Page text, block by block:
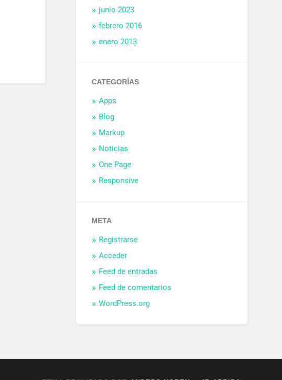
junio 2023
febrero 2016
enero 2013
CATEGORÍAS
Apps
Blog
Markup
Noticias
One Page
Responsive
META
Registrarse
Acceder
Feed de entradas
Feed de comentarios
WordPress.org